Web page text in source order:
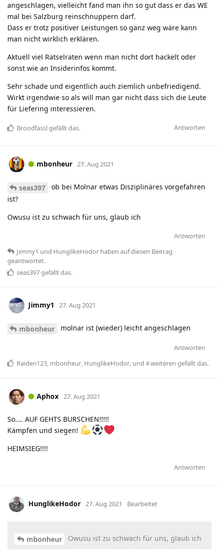
angeschlagen, vielleicht fand man ihn so gut dass er das WE
mal bei Salzburg reinschnuppern darf.
Dass er trotz positiver Leistungen so ganz weg wäre kann
man nicht wirklich erklären.
Aktuell viel Rätselraten wenn man nicht dort hackelt oder
sonst wie an Insiderinfos kommt.
Sehr schade und eigentlich auch ziemlich unbefriedigend.
Wirkt irgendwie so als will man gar nicht dass sich die Leute
für Liefering interessieren.
Antworten
Broodfasslgefällt das.
mbonheur 27. Aug 2021
seas397
ob bei Molnar etwas Disziplinäres vorgefahren
ist?
Owusu ist zu schwach für uns, glaub ich
Antworten
Jimmy1 und HunglikeHodor haben auf diesen Beitrag
geantwortet.
seas397gefällt das.
Jimmy1 27. Aug 2021
mbonheur molnar ist (wieder) leicht angeschlagen
Antworten
Raiden123, mbonheur, HunglikeHodor, und 4weiteren gefällt das.
Aphox 27. Aug 2021
So.... AUF GEHTS BURSCHEN!!!!!
Kämpfen und siegen!
HEIMSIEG!!!!
Antworten
HunglikeHodor 27. Aug 2021 Bearbeitet
mbonheur Owusu ist zu schwach für uns, glaub ich